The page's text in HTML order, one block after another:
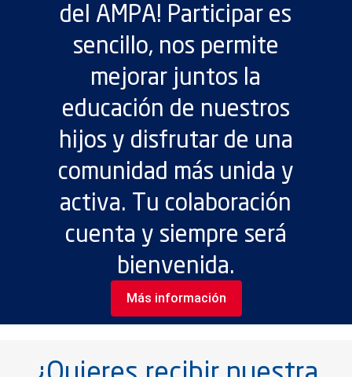
del AMPA! Participar es
sencillo, nos permite
mejorar juntos la
educación de nuestros
hijos y disfrutar de una
comunidad más unida y
activa. Tu colaboración
cuenta y siempre será
bienvenida.
Más información